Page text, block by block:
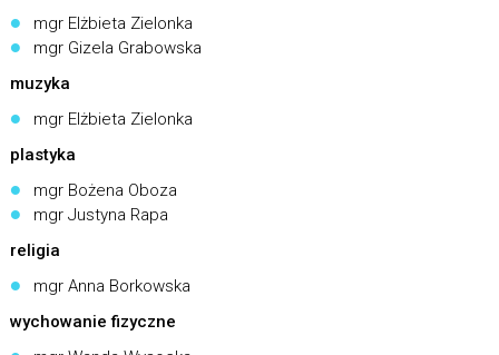
mgr Elżbieta Zielonka
mgr Gizela Grabowska
muzyka
mgr Elżbieta Zielonka
plastyka
mgr Bożena Oboza
mgr Justyna Rapa
religia
mgr Anna Borkowska
wychowanie fizyczne